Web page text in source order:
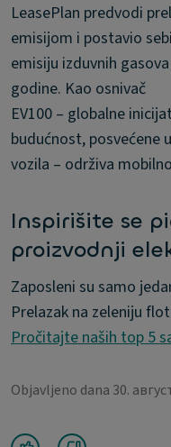
LeasePlan predvodi
emisijom i postavio
emisiju izduvnih
godine. Kao osnivač
EV100 – globalne
budućnost, posvećene
vozila – održiva
Inspirišite se
proizvodnji
Zaposleni su samo
Prelazak na zeleniju
Pročitajte naših top 5
Objavljeno dana 30.